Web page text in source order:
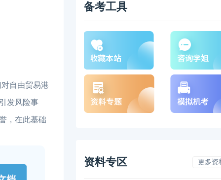
自由贸易港
发风险事
，在此基础
备考工具
资料专区 更多资